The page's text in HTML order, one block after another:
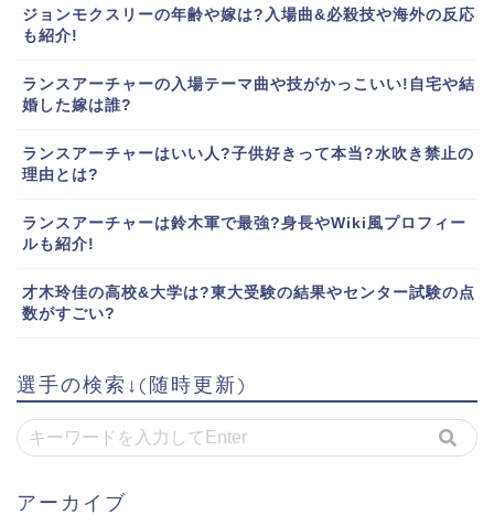
ジョンモクスリーの年齢や嫁は?入場曲&必殺技や海外の反応
も紹介!
ランスアーチャーの入場テーマ曲や技がかっこいい!自宅や結
婚した嫁は誰?
ランスアーチャーはいい人?子供好きって本当?水吹き禁止の
理由とは?
ランスアーチャーは鈴木軍で最強?身長やWiki風プロフィー
ルも紹介!
才木玲佳の高校&大学は?東大受験の結果やセンター試験の点
数がすごい?
選手の検索↓(随時更新)
アーカイブ